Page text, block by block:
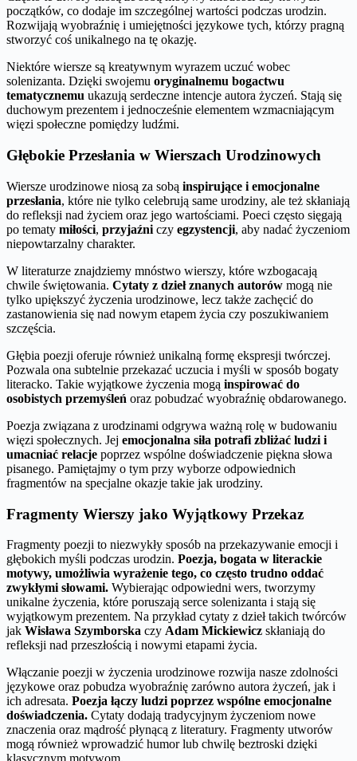
początków, co dodaje im szczególnej wartości podczas urodzin.
Rozwijają wyobraźnię i umiejętności językowe tych, którzy pragną
stworzyć coś unikalnego na tę okazję.
Niektóre wiersze są kreatywnym wyrazem uczuć wobec
solenizanta. Dzięki swojemu oryginalnemu bogactwu
tematycznemu ukazują serdeczne intencje autora życzeń. Stają się
duchowym prezentem i jednocześnie elementem wzmacniającym
więzi społeczne pomiędzy ludźmi.
Głębokie Przesłania w Wierszach Urodzinowych
Wiersze urodzinowe niosą za sobą inspirujące i emocjonalne
przesłania, które nie tylko celebrują same urodziny, ale też skłaniają
do refleksji nad życiem oraz jego wartościami. Poeci często sięgają
po tematy miłości, przyjaźni czy egzystencji, aby nadać życzeniom
niepowtarzalny charakter.
W literaturze znajdziemy mnóstwo wierszy, które wzbogacają
chwile świętowania. Cytaty z dzieł znanych autorów mogą nie
tylko upiększyć życzenia urodzinowe, lecz także zachęcić do
zastanowienia się nad nowym etapem życia czy poszukiwaniem
szczęścia.
Głębia poezji oferuje również unikalną formę ekspresji twórczej.
Pozwala ona subtelnie przekazać uczucia i myśli w sposób bogaty
literacko. Takie wyjątkowe życzenia mogą inspirować do
osobistych przemyśleń oraz pobudzać wyobraźnię obdarowanego.
Poezja związana z urodzinami odgrywa ważną rolę w budowaniu
więzi społecznych. Jej emocjonalna siła potrafi zbliżać ludzi i
umacniać relacje poprzez wspólne doświadczenie piękna słowa
pisanego. Pamiętajmy o tym przy wyborze odpowiednich
fragmentów na specjalne okazje takie jak urodziny.
Fragmenty Wierszy jako Wyjątkowy Przekaz
Fragmenty poezji to niezwykły sposób na przekazywanie emocji i
głębokich myśli podczas urodzin. Poezja, bogata w literackie
motywy, umożliwia wyrażenie tego, co często trudno oddać
zwykłymi słowami. Wybierając odpowiedni wers, tworzymy
unikalne życzenia, które poruszają serce solenizanta i stają się
wyjątkowym prezentem. Na przykład cytaty z dzieł takich twórców
jak Wisława Szymborska czy Adam Mickiewicz skłaniają do
refleksji nad przeszłością i nowymi etapami życia.
Włączanie poezji w życzenia urodzinowe rozwija nasze zdolności
językowe oraz pobudza wyobraźnię zarówno autora życzeń, jak i
ich adresata. Poezja łączy ludzi poprzez wspólne emocjonalne
doświadczenia. Cytaty dodają tradycyjnym życzeniom nowe
znaczenia oraz mądrość płynącą z literatury. Fragmenty utworów
mogą również wprowadzić humor lub chwilę beztroski dzięki